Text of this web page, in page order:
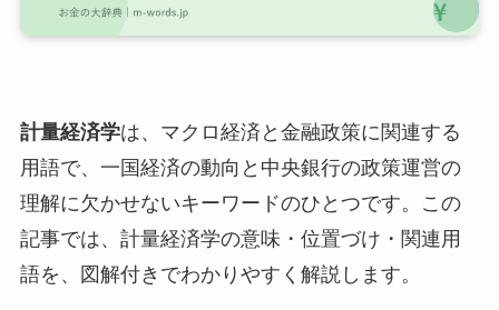
計量経済学は、マクロ経済と金融政策に関連する
用語で、一国経済の動向と中央銀行の政策運営の
理解に欠かせないキーワードのひとつです。この
記事では、計量経済学の意味・位置づけ・関連用
語を、図解付きでわかりやすく解説します。